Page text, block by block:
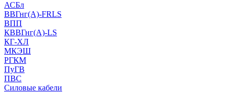
АСБл
ВВГнг(А)-FRLS
ВПП
КВВГнг(А)-LS
КГ-ХЛ
МКЭШ
РГКМ
ПуГВ
ПВС
Силовые кабели